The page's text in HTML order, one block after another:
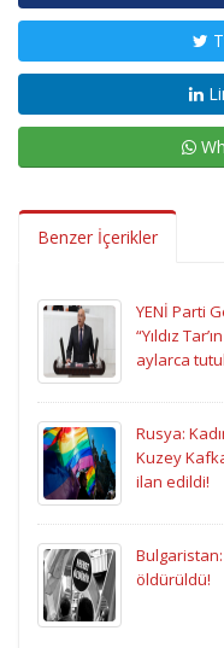
Benzer İçerikler
YENİ Parti
“Yıldız
aylarca
Rusya:
Kuzey
ilan edildi!
öldürüldü!